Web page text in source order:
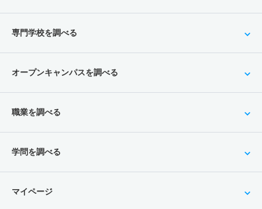
専門学校を調べる
オープンキャンパスを調べる
職業を調べる
学問を調べる
マイページ